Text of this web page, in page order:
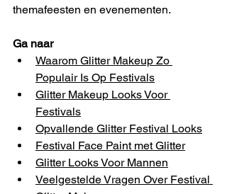
themafeesten en evenementen.
Ga naar
Waarom Glitter Makeup Zo
Populair Is Op Festivals
Glitter Makeup Looks Voor
Festivals
Opvallende Glitter Festival Looks
Festival Face Paint met Glitter
Glitter Looks Voor Mannen
Veelgestelde Vragen Over Festival